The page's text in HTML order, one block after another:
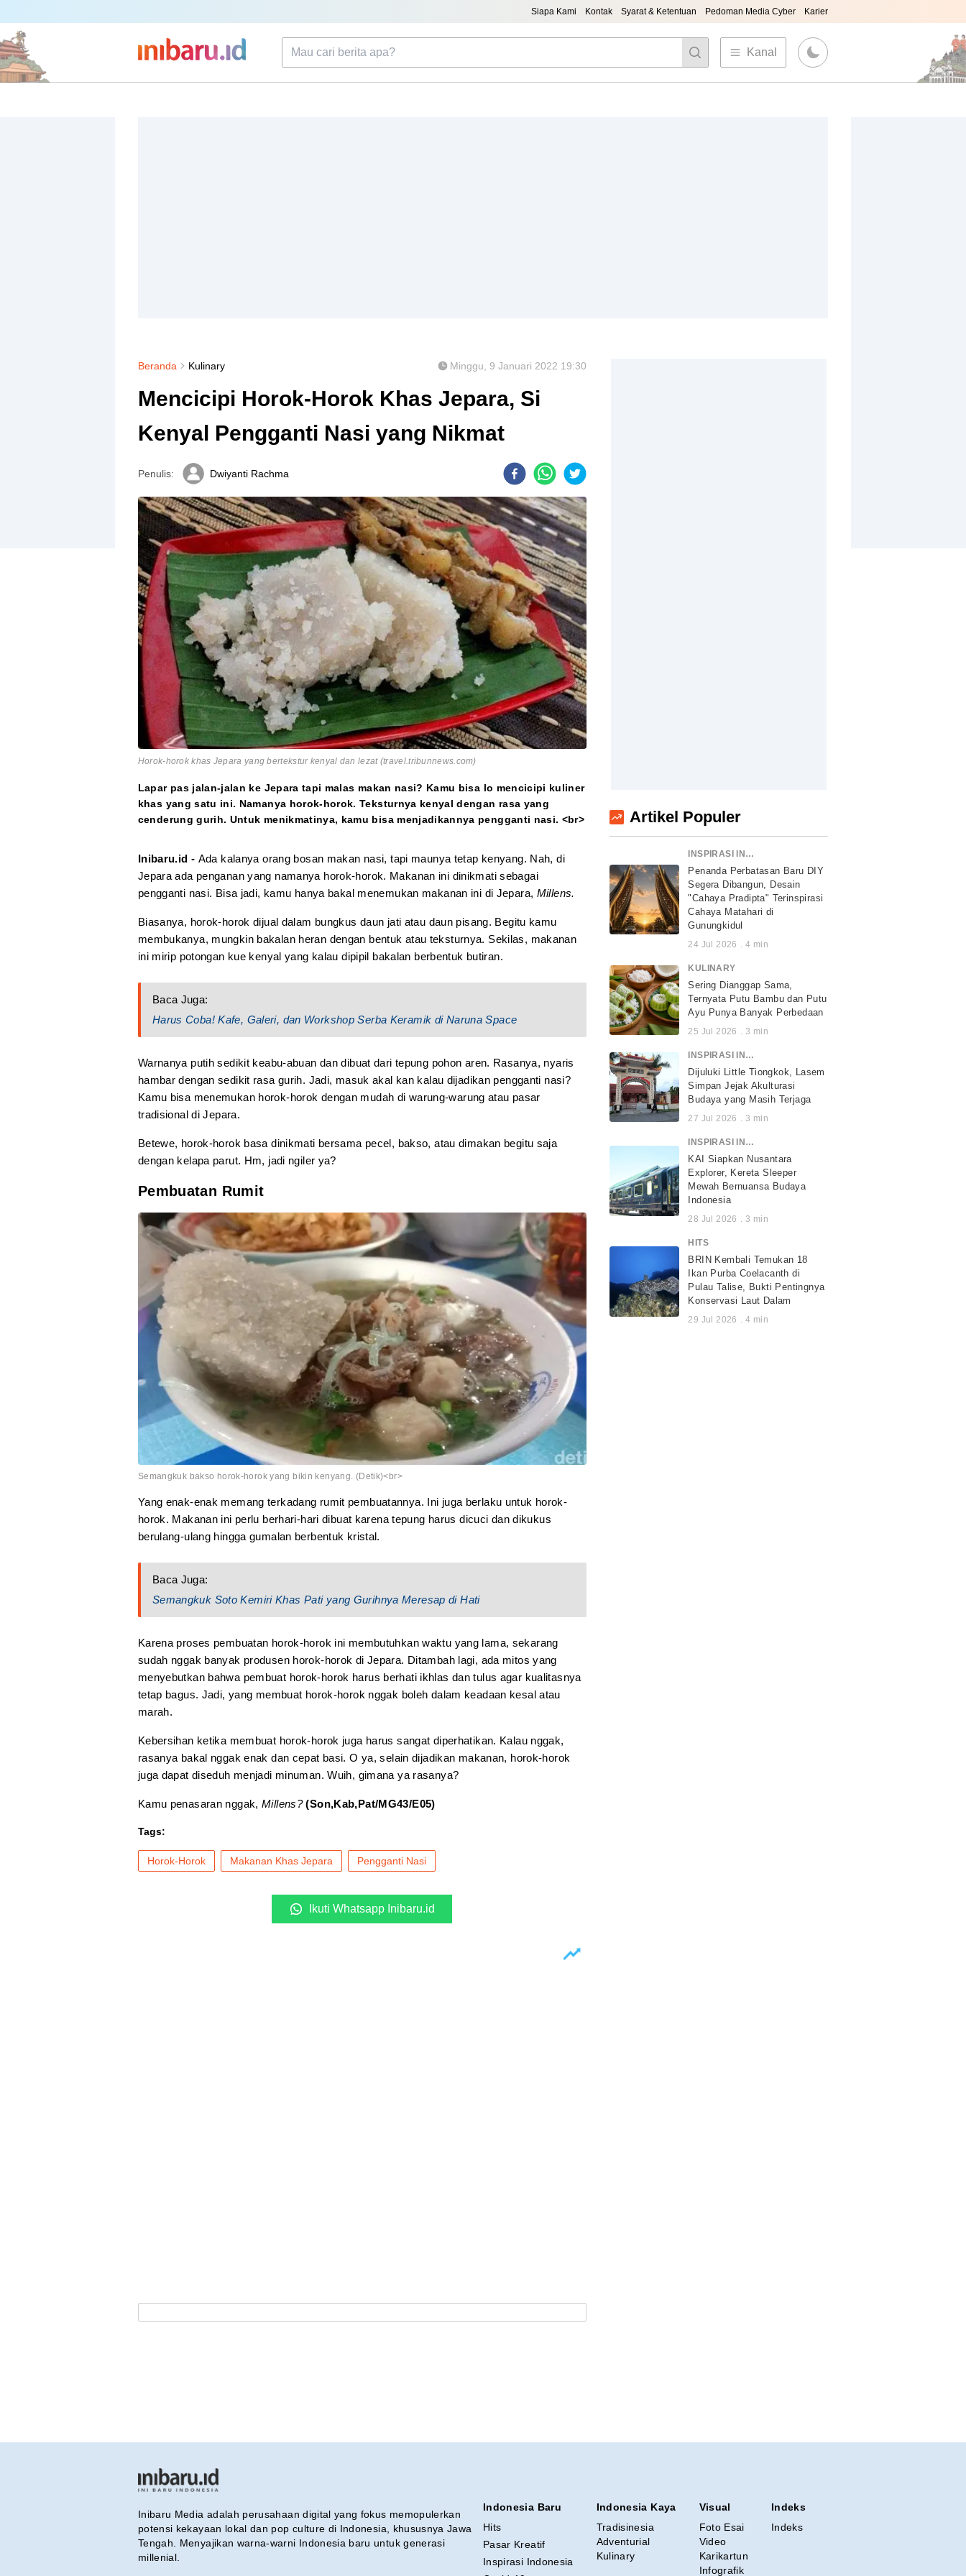
Siapa Kami Kontak Syarat & Ketentuan Pedoman Media Cyber Karier
Kanal
Beranda Kulinary Minggu, 9 Januari 2022 19:30
Mencicipi Horok-Horok Khas Jepara, Si
Kenyal Pengganti Nasi yang Nikmat
Penulis: Dwiyanti Rachma
Horok-horok khas Jepara yang bertekstur kenyal dan lezat (travel.tribunnews.com)
Lapar pas jalan-jalan ke Jepara tapi malas makan nasi? Kamu bisa lo mencicipi kuliner
khas yang satu ini. Namanya horok-horok. Teksturnya kenyal dengan rasa yang
cenderung gurih. Untuk menikmatinya, kamu bisa menjadikannya pengganti nasi. <br>
Inibaru.id - Ada kalanya orang bosan makan nasi, tapi maunya tetap kenyang. Nah, di
Jepara ada penganan yang namanya horok-horok. Makanan ini dinikmati sebagai
pengganti nasi. Bisa jadi, kamu hanya bakal menemukan makanan ini di Jepara, Millens.
Biasanya, horok-horok dijual dalam bungkus daun jati atau daun pisang. Begitu kamu
membukanya, mungkin bakalan heran dengan bentuk atau teksturnya. Sekilas, makanan
ini mirip potongan kue kenyal yang kalau dipipil bakalan berbentuk butiran.
Baca Juga:
Harus Coba! Kafe, Galeri, dan Workshop Serba Keramik di Naruna Space
Warnanya putih sedikit keabu-abuan dan dibuat dari tepung pohon aren. Rasanya, nyaris
hambar dengan sedikit rasa gurih. Jadi, masuk akal kan kalau dijadikan pengganti nasi?
Kamu bisa menemukan horok-horok dengan mudah di warung-warung atau pasar
tradisional di Jepara.
Betewe, horok-horok basa dinikmati bersama pecel, bakso, atau dimakan begitu saja
dengan kelapa parut. Hm, jadi ngiler ya?
Pembuatan Rumit
Semangkuk bakso horok-horok yang bikin kenyang. (Detik)<br>
Yang enak-enak memang terkadang rumit pembuatannya. Ini juga berlaku untuk horok-
horok. Makanan ini perlu berhari-hari dibuat karena tepung harus dicuci dan dikukus
berulang-ulang hingga gumalan berbentuk kristal.
Baca Juga:
Semangkuk Soto Kemiri Khas Pati yang Gurihnya Meresap di Hati
Karena proses pembuatan horok-horok ini membutuhkan waktu yang lama, sekarang
sudah nggak banyak produsen horok-horok di Jepara. Ditambah lagi, ada mitos yang
menyebutkan bahwa pembuat horok-horok harus berhati ikhlas dan tulus agar kualitasnya
tetap bagus. Jadi, yang membuat horok-horok nggak boleh dalam keadaan kesal atau
marah.
Kebersihan ketika membuat horok-horok juga harus sangat diperhatikan. Kalau nggak,
rasanya bakal nggak enak dan cepat basi. O ya, selain dijadikan makanan, horok-horok
juga dapat diseduh menjadi minuman. Wuih, gimana ya rasanya?
Kamu penasaran nggak,Millens?(Son,Kab,Pat/MG43/E05)
Tags:
Horok-Horok Makanan Khas Jepara Pengganti Nasi
Ikuti Whatsapp Inibaru.id
Artikel Populer
INSPIRASI INDONESIA
Penanda Perbatasan Baru DIY
Segera Dibangun, Desain
"Cahaya Pradipta" Terinspirasi
Cahaya Matahari di
Gunungkidul
24 Jul 2026 . 4 min
KULINARY
Sering Dianggap Sama,
Ternyata Putu Bambu dan Putu
Ayu Punya Banyak Perbedaan
25 Jul 2026 . 3 min
INSPIRASI INDONESIA
Dijuluki Little Tiongkok, Lasem
Simpan Jejak Akulturasi
Budaya yang Masih Terjaga
27 Jul 2026 . 3 min
INSPIRASI INDONESIA
KAI Siapkan Nusantara
Explorer, Kereta Sleeper
Mewah Bernuansa Budaya
Indonesia
28 Jul 2026 . 3 min
HITS
BRIN Kembali Temukan 18
Ikan Purba Coelacanth di
Pulau Talise, Bukti Pentingnya
Konservasi Laut Dalam
29 Jul 2026 . 4 min
Inibaru Media adalah perusahaan digital yang fokus memopulerkan
potensi kekayaan lokal dan pop culture di Indonesia, khususnya Jawa
Tengah. Menyajikan warna-warni Indonesia baru untuk generasi
millenial.
Indonesia Baru
Hits
Pasar Kreatif
Inspirasi Indonesia
Indonesia Kaya
Tradisinesia
Adventurial
Kulinary
Visual
Foto Esai
Video
Karikartun
Infografik
Indeks
Indeks